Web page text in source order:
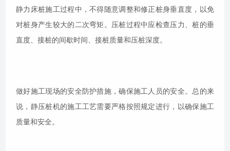
静力床桩施工过程中，不得随意调整和修正桩身垂直度，以免
对桩身产生较大的二次弯矩。压桩过程中应检查压力、桩的垂
直度、接桩的间歇时间、接桩质量和压桩深度。
做好施工现场的安全防护措施，确保施工人员的安全。总的来
说，静压桩机的施工工艺需要严格按照规定进行，以确保施工
质量和安全。